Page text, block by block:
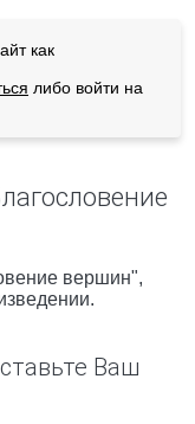
как
либо войти на
вершин",
Ваш